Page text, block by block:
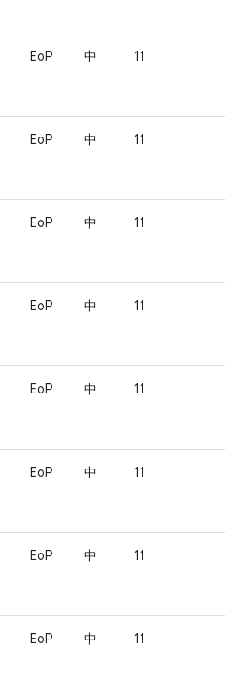
EoP 中 11
EoP 中 11
EoP 中 11
EoP 中 11
EoP 中 11
EoP 中 11
EoP 中 11
EoP 中 11